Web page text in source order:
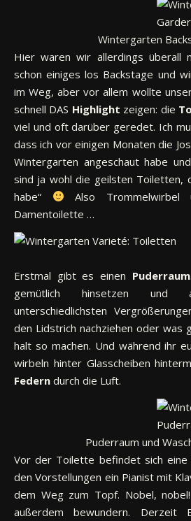
Wintergarten
Hier waren wir allerdings überall
schon einiges los Backstage und
im Weg, aber vor allem wollte
schnell DAS Highlight zeigen: die
viel und oft darüber geredet. Ich
dass ich vor einigen Monaten die
Wintergarten angeschaut habe
sind ja wohl die geilsten Toiletten,
habe“
Also
Damentoilette …
Erstmal gibt es einen Puderraum
gemütlich hinsetzen und
unterschiedlichsten
den Lidstrich nachziehen oder was
halt so machen. Und während ihr
wirbeln hinter Glasscheiben
Federn durch die Luft.
Puderraum und
Vor der Toilette befindet sich eine
den Vorstellungen ein Pianist mit
dem Weg zum Topf. Nobel,
außerdem bewundern. Derzeit